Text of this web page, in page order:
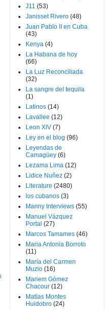
J11 (53)
Janisset Rivero (48)
Juan Pablo II en Cuba
(43)
Kenya (4)
La Habana de hoy
(66)
La Luz Reconciliada
(32)
La sangre del tequila
(1)
Latinos (14)
Lavallee (12)
Leon XIV (7)
Ley en el blog (96)
Leyendas de
Camagüey (6)
Lezama Lima (12)
Lidice Nuñez (2)
Literature (2480)
los cubanos (3)
Manny Interviews (55)
Manuel Vázquez
Portal (27)
Marcos Tamames (46)
Maria Antonia Borroto
(11)
María del Carmen
Muzio (16)
Mariem Gómez
Chacour (12)
Matías Montes
Huidobro (24)